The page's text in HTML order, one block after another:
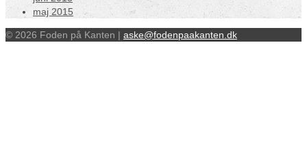
maj 2015
© 2026 Foden på Kanten | aske@fodenpaakanten.dk